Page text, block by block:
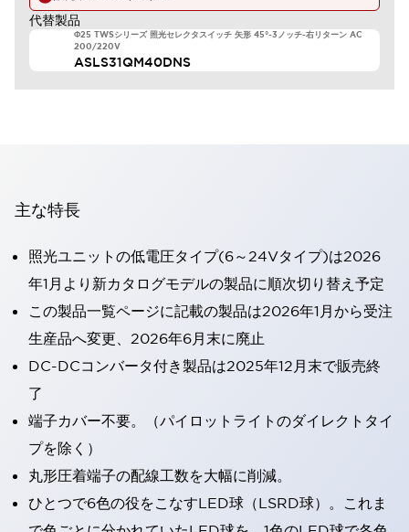
代替製品
Φ25 TWSシリーズ 照光セレクタスイッチ 矢形 45°-3ノッチ-右リターン AC
200/220V
ASLS31QM40DNS
主な特長
照光ユニットの低電圧タイプ(6～24Vタイプ)は2026
年1月より新カタログモデルの製品に順次切り替え予定
この製品一覧ページに記載の製品は2026年1月から受注
生産品へ変更、2026年6月末に廃止
DC-DCコンバータ付き製品は2025年12月末で販売終
了
端子カバー不要。（パイロットライトのダイレクトタイ
プを除く）
丸形圧着端子の配線工数を大幅に削減。
ひとつで6色の役をこなすLED球（LSRD球）。これま